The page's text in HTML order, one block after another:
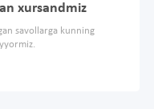
xursandmiz
savollarga kunning